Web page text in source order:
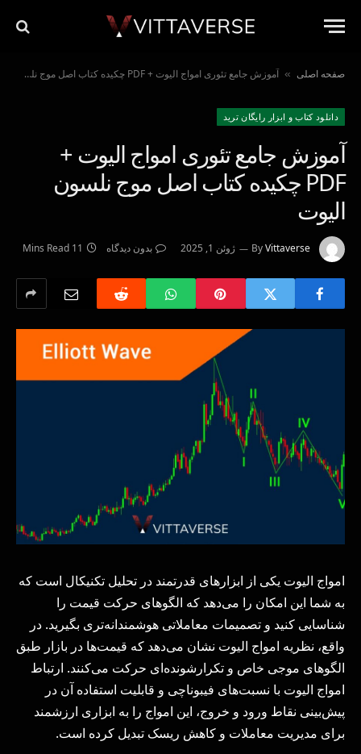
صفحه اصلی » آموزش جامع تئوری امواج الیوت + PDF چکیده کتاب اصل موج نلسون الیوت
دانلود کتاب و ابزار رایگان ترید
آموزش جامع تئوری امواج الیوت +
PDF چکیده کتاب اصل موج نلسون
الیوت
ByVittaverse ژوئن 1, 2025 بدون دیدگاه 11 Mins Read
امواج الیوت یکی از ابزارهای قدرتمند در تحلیل تکنیکال است که
به شما این امکان را می‌دهد که الگوهای حرکت قیمت را
شناسایی کنید و تصمیمات معاملاتی هوشمندانه‌تری بگیرید. در
واقع، نظریه امواج الیوت نشان می‌دهد که قیمت‌ها در بازار طبق
الگوهای موجی خاص و تکرارشونده‌ای حرکت می‌کنند. ارتباط
امواج الیوت با نسبت‌های فیبوناچی و قابلیت استفاده آن در
پیش‌بینی نقاط ورود و خروج، این امواج را به ابزاری ارزشمند
برای مدیریت معاملات و کاهش ریسک تبدیل کرده است.